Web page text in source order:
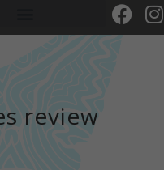
review